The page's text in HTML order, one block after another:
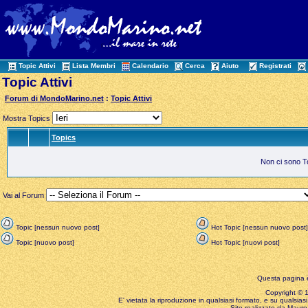
Topic Attivi Lista Membri Calendario Cerca Aiuto Registrati
Topic Attivi
Forum di MondoMarino.net :Topic Attivi
Mostra Topics
Topics
Non ci sono
Vai al Forum
Topic [nessun nuovo post]
Hot Topic [nessun nuovo post]
Topic [nuovo post]
Hot Topic [nuovi post]
Questa pagina
Copyright ©
E' vietata la riproduzione in qualsiasi formato, e su